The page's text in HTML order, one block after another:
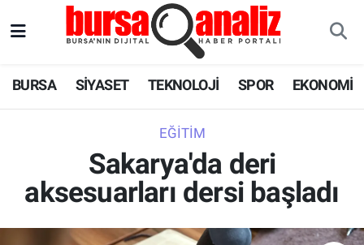
BURSA SİYASET TEKNOLOJİ SPOR EKONOMİ
EĞITIM
Sakarya'da deri
aksesuarları dersi başladı
SPOR
EKONOMİ
Süper Lig Puan Durumu ve Fikstür
Tüm Manşetler